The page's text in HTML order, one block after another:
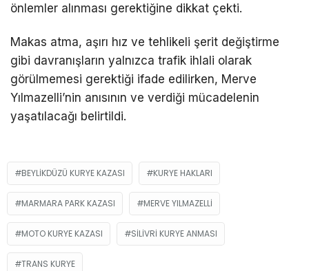
önlemler alınması gerektiğine dikkat çekti.
Makas atma, aşırı hız ve tehlikeli şerit değiştirme
gibi davranışların yalnızca trafik ihlali olarak
görülmemesi gerektiği ifade edilirken, Merve
Yılmazelli’nin anısının ve verdiği mücadelenin
yaşatılacağı belirtildi.
BEYLIKDÜZÜ KURYE KAZASI KURYE HAKLARI
MARMARA PARK KAZASI MERVE YILMAZELLI
MOTO KURYE KAZASI SILIVRI KURYE ANMASI
TRANS KURYE